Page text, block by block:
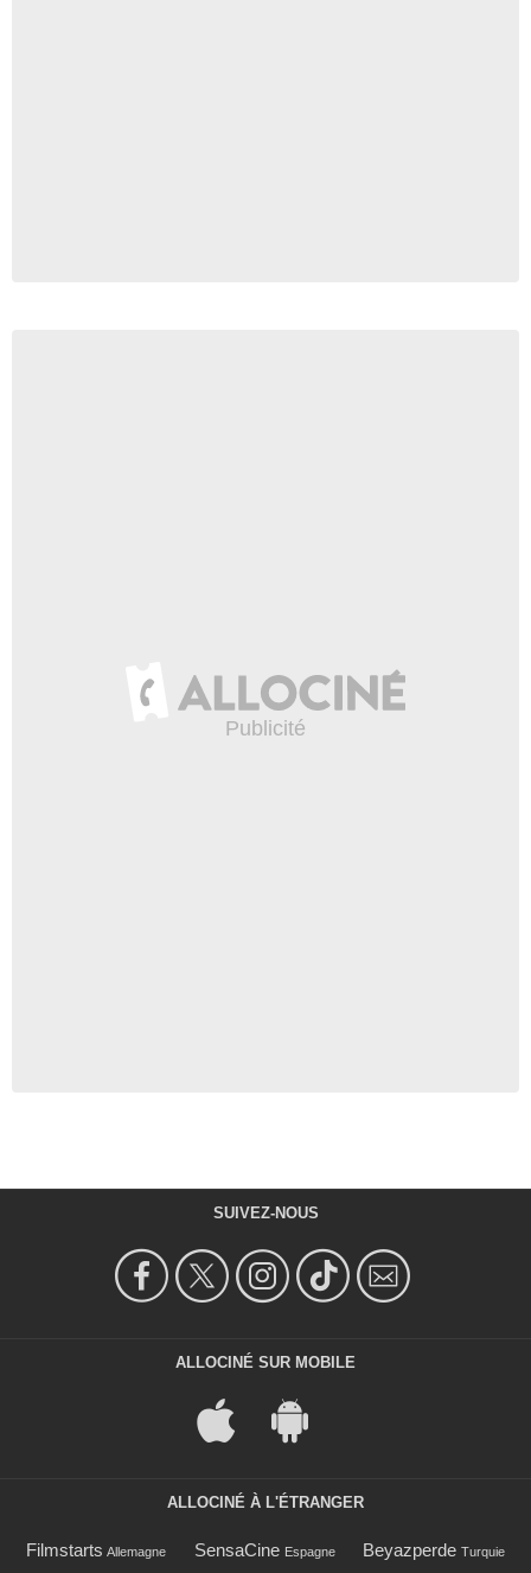
SUIVEZ-NOUS
ALLOCINÉ SUR MOBILE
ALLOCINÉ À L'ÉTRANGER
Filmstarts Allemagne SensaCine Espagne Beyazperde Turquie